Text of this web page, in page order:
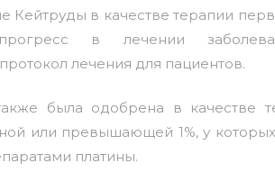
Кейтруды в качестве терапии
в лечении
лечения для пациентов.
была одобрена в качестве
или превышающей 1%, у
платины.